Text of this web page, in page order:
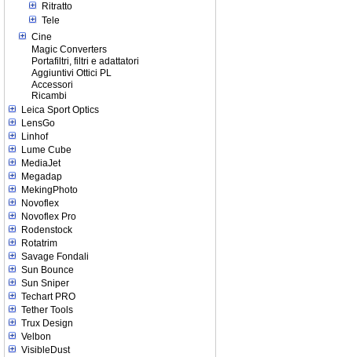
Ritratto
Tele
Cine
Magic Converters
Portafiltri, filtri e adattatori
Aggiuntivi Ottici PL
Accessori
Ricambi
Leica Sport Optics
LensGo
Linhof
Lume Cube
MediaJet
Megadap
MekingPhoto
Novoflex
Novoflex Pro
Rodenstock
Rotatrim
Savage Fondali
Sun Bounce
Sun Sniper
Techart PRO
Tether Tools
Trux Design
Velbon
VisibleDust